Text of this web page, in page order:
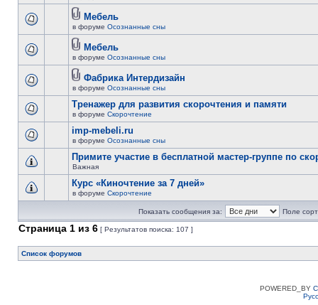
Мебель
в форуме Осознанные сны
Мебель
в форуме Осознанные сны
Фабрика Интердизайн
в форуме Осознанные сны
Тренажер для развития скорочтения и памяти
в форуме Скорочтение
imp-mebeli.ru
в форуме Осознанные сны
Примите участие в бесплатной мастер-группе по
Важная
Курс «Киночтение за 7 дней»
в форуме Скорочтение
Показать сообщения за: Поле
Страница 1 из 6 [ Результатов поиска: 107 ]
Список форумов
POWERED_BY